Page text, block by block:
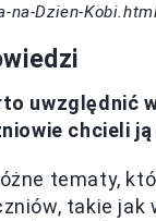
na-Dzien-
uwzględnić
chcieli
tematy,
takie jak